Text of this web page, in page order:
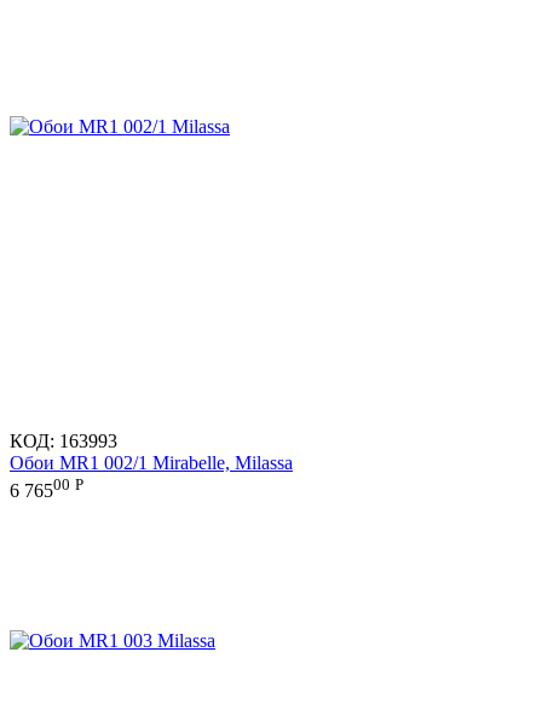
КОД: 163993
Обои MR1 002/1 Mirabelle, Milassa
6 76500 Р